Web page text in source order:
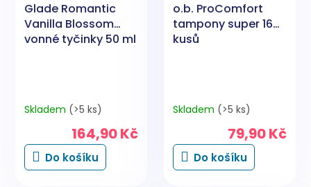
Glade Romantic
Vanilla Blossom
vonné tyčinky 50 ml
Skladem (>5 ks)
164,90 Kč
Do košíku
o.b. ProComfort
tampony super 16
kusů
Skladem (>5 ks)
79,90 Kč
Do košíku